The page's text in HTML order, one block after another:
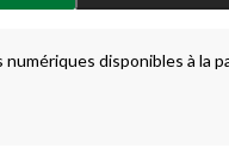
disponibles à la